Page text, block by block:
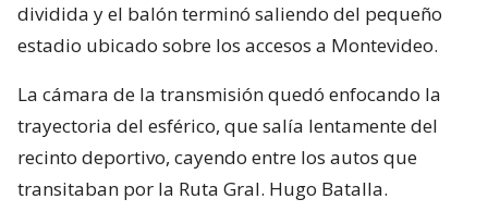
dividida y el balón terminó saliendo del pequeño
estadio ubicado sobre los accesos a Montevideo.
La cámara de la transmisión quedó enfocando la
trayectoria del esférico, que salía lentamente del
recinto deportivo, cayendo entre los autos que
transitaban por la Ruta Gral. Hugo Batalla.